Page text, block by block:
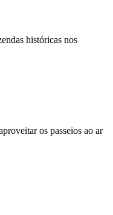
históricas nos
os passeios ao ar